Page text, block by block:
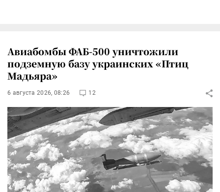
Авиабомбы ФАБ-500 уничтожили
подземную базу украинских «Птиц
Мадьяра»
6 августа 2026, 08:26 12